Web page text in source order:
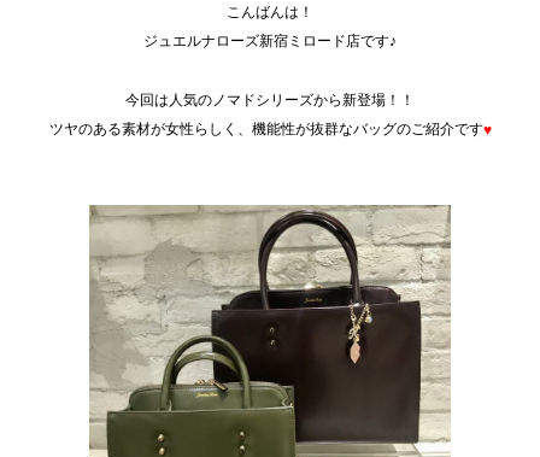
こんばんは！
ジュエルナローズ新宿ミロード店です♪
今回は人気のノマドシリーズから新登場！！
ツヤのある素材が女性らしく、機能性が抜群なバッグのご紹介です♥